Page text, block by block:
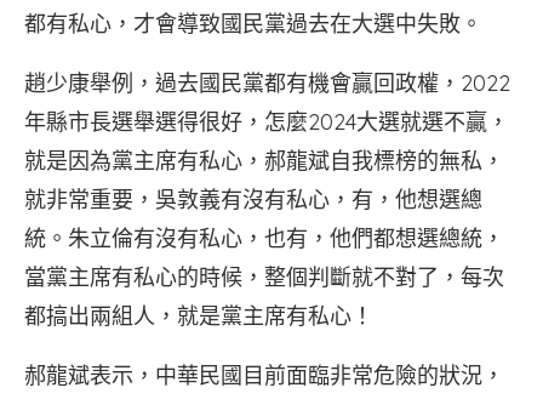
都有私心，才會導致國民黨過去在大選中失敗。
趙少康舉例，過去國民黨都有機會贏回政權，2022
年縣市長選舉選得很好，怎麼2024大選就選不贏，
就是因為黨主席有私心，郝龍斌自我標榜的無私，
就非常重要，吳敦義有沒有私心，有，他想選總
統。朱立倫有沒有私心，也有，他們都想選總統，
當黨主席有私心的時候，整個判斷就不對了，每次
都搞出兩組人，就是黨主席有私心！
郝龍斌表示，中華民國目前面臨非常危險的狀況，